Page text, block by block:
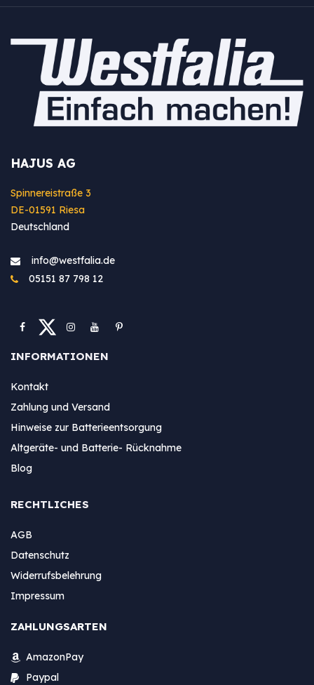
HAJUS AG
Spinnereistraße 3
DE-01591 Riesa
Deutschland
info@westfa​lia.de
05151 87 798 12
INFORMATIONEN
Kontakt
Zahlung und Versand
Hinweise zur Batterieentsorgung
Altgeräte- und Batterie- Rücknahme
Blog
RECHTLICHES
AGB
Datenschutz
Widerrufsbelehrung
Impressum
ZAHLUNGSARTEN
AmazonPay
Paypal